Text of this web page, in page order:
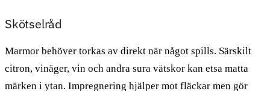
Skötselråd
Marmor behöver torkas av direkt när något spills. Särskilt
citron, vinäger, vin och andra sura vätskor kan etsa matta
märken i ytan. Impregnering hjälper mot fläckar men gör